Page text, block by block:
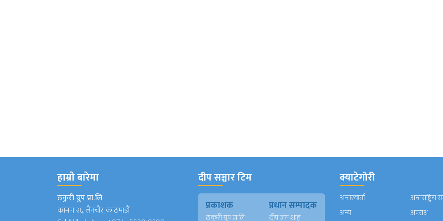
हाम्राे बारेमा
ठकुरी ग्रुप प्रा.लि
कामपा २६, लैनचौर, काठमाडौं
दीप सञ्चार टिम
प्रकाशक
ठकुरी ग्रुप प्रा.लि
प्रधान सम्पादक
दीप जंग शाह
क्याटेगोरी
अन्तरवार्ता
अन्तराष्ट्रिय
अन्य
अपराध